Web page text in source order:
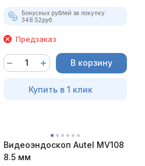
Бонусных рублей за покупку:
348.52руб.
Предзаказ
В корзину
Купить в 1 клик
Видеоэндоскоп Autel MV108
8.5 мм